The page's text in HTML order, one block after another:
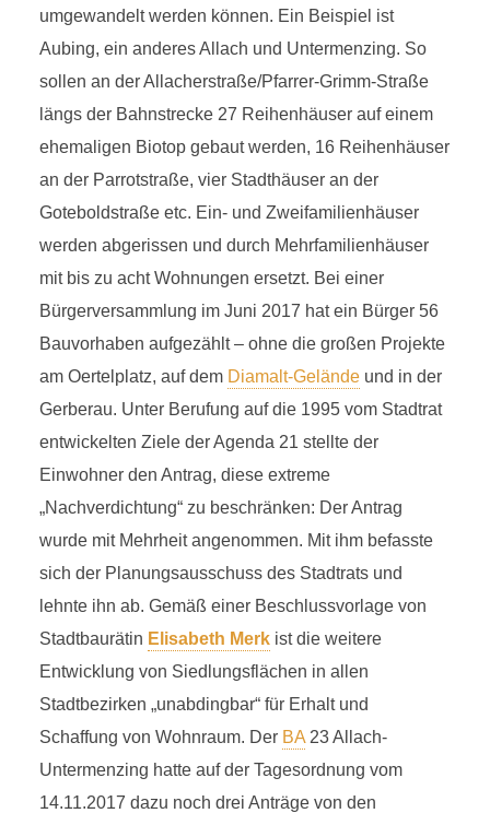
umgewandelt werden können. Ein Beispiel ist
Aubing, ein anderes Allach und Untermenzing. So
sollen an der Allacherstraße/Pfarrer-Grimm-Straße
längs der Bahnstrecke 27 Reihenhäuser auf einem
ehemaligen Biotop gebaut werden, 16 Reihenhäuser
an der Parrotstraße, vier Stadthäuser an der
Goteboldstraße etc. Ein- und Zweifamilienhäuser
werden abgerissen und durch Mehrfamilienhäuser
mit bis zu acht Wohnungen ersetzt. Bei einer
Bürgerversammlung im Juni 2017 hat ein Bürger 56
Bauvorhaben aufgezählt – ohne die großen Projekte
am Oertelplatz, auf dem Diamalt-Geländeund in der
Gerberau. Unter Berufung auf die 1995 vom Stadtrat
entwickelten Ziele der Agenda 21 stellte der
Einwohner den Antrag, diese extreme
„Nachverdichtung“ zu beschränken: Der Antrag
wurde mit Mehrheit angenommen. Mit ihm befasste
sich der Planungsausschuss des Stadtrats und
lehnte ihn ab. Gemäß einer Beschlussvorlage von
Stadtbaurätin Elisabeth Merkist die weitere
Entwicklung von Siedlungsflächen in allen
Stadtbezirken „unabdingbar“ für Erhalt und
Schaffung von Wohnraum. Der BA23 Allach-
Untermenzing hatte auf der Tagesordnung vom
14.11.2017 dazu noch drei Anträge von den